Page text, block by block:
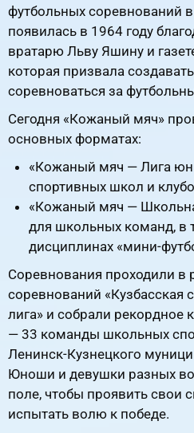
футбольных соревнований
появилась в 1964 году
вратарю Льву Яшину и
которая призвала
соревноваться за
Сегодня «Кожаный мяч»
основных форматах:
«Кожаный мяч — Лига
спортивных школ и
«Кожаный мяч —
для школьных команд, в
дисциплинах «мини-
Соревнования проходили в
соревнований «Кузбасская
лига» и собрали рекордное
— 33 команды школьных
Ленинск-Кузнецкого
Юноши и девушки разных
поле, чтобы проявить свои
испытать волю к победе.